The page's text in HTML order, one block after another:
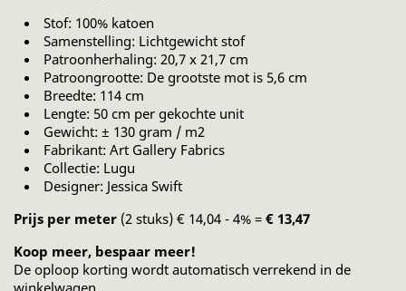
Stof: 100% katoen
Samenstelling: Lichtgewicht stof
Patroonherhaling: 20,7 x 21,7 cm
Patroongrootte: De grootste mot is 5,6 cm
Breedte: 114 cm
Lengte: 50 cm per gekochte unit
Gewicht: ± 130 gram / m2
Fabrikant: Art Gallery Fabrics
Collectie: Lugu
Designer: Jessica Swift
Prijs per meter (2 stuks) € 14,04 - 4% = € 13,47
Koop meer, bespaar meer!
De oploop korting wordt automatisch verrekend in de
winkelwagen.